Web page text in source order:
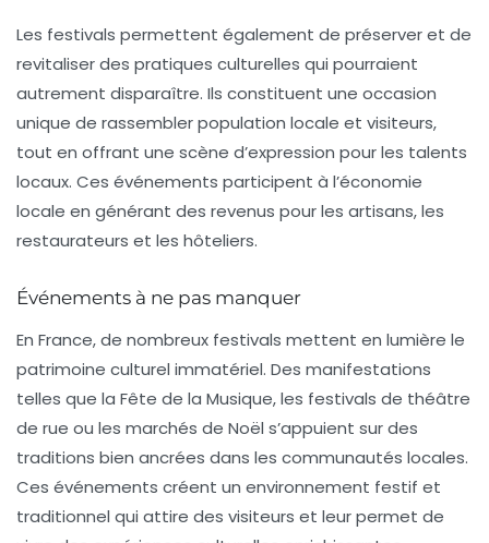
Les festivals permettent également de préserver et de
revitaliser des pratiques culturelles qui pourraient
autrement disparaître. Ils constituent une occasion
unique de rassembler population locale et visiteurs,
tout en offrant une scène d’expression pour les talents
locaux. Ces événements participent à l’économie
locale en générant des revenus pour les artisans, les
restaurateurs et les hôteliers.
Événements à ne pas manquer
En France, de nombreux festivals mettent en lumière le
patrimoine culturel immatériel. Des manifestations
telles que la Fête de la Musique, les festivals de théâtre
de rue ou les marchés de Noël s’appuient sur des
traditions bien ancrées dans les communautés locales.
Ces événements créent un environnement festif et
traditionnel qui attire des visiteurs et leur permet de